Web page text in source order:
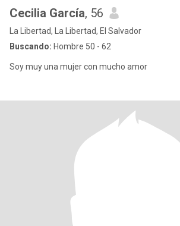
Cecilia García, 56
La Libertad, La Libertad, El Salvador
Buscando: Hombre 50 - 62
Soy muy una mujer con mucho amor